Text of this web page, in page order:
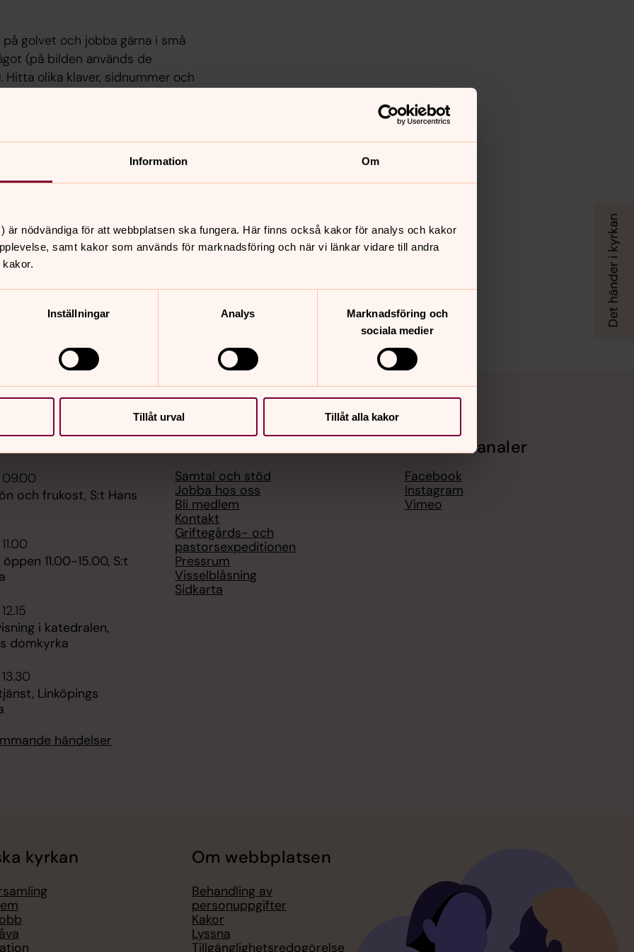
Information Om
är nödvändiga för att webbplatsen ska fungera. Här finns också kakor för analys och kakor
samt kakor som används för marknadsföring och när vi länkar vidare till andra
Inställningar Analys
Marknadsföring och
sociala medier
Tillåt urval Tillåt alla kakor
golvet och jobba gärna i små
(på bilden används de
Hitta olika klaver, sidnummer och
Använd termer ni har aktuella
notbild för att upptäcka att
och frukost, S:t Hans
11.00-15.00, S:t
i katedralen,
domkyrka
Linköpings
händelser
Hitta snabbt
Samtal och stöd
Jobba hos oss
Bli medlem
Kontakt
Griftegårds- och
pastorsexpeditionen
Pressrum
Visselblåsning
Sidkarta
Sociala kanaler
Facebook
Instagram
Vimeo
kyrkan Om webbplatsen
Behandling av
personuppgifter
Kakor
Lyssna
Tillgänglighetsredogörelse